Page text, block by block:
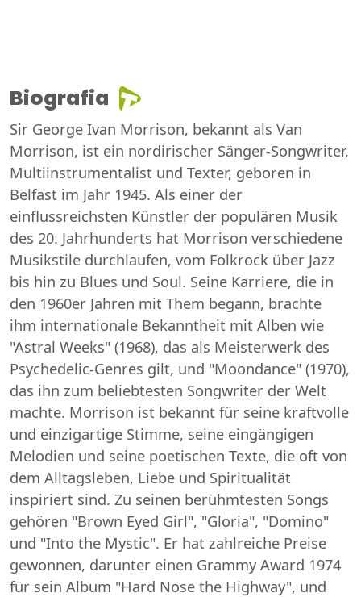
Biografia
Sir George Ivan Morrison, bekannt als Van
Morrison, ist ein nordirischer Sänger-Songwriter,
Multiinstrumentalist und Texter, geboren in
Belfast im Jahr 1945. Als einer der
einflussreichsten Künstler der populären Musik
des 20. Jahrhunderts hat Morrison verschiedene
Musikstile durchlaufen, vom Folkrock über Jazz
bis hin zu Blues und Soul. Seine Karriere, die in
den 1960er Jahren mit Them begann, brachte
ihm internationale Bekanntheit mit Alben wie
"Astral Weeks" (1968), das als Meisterwerk des
Psychedelic-Genres gilt, und "Moondance" (1970),
das ihn zum beliebtesten Songwriter der Welt
machte. Morrison ist bekannt für seine kraftvolle
und einzigartige Stimme, seine eingängigen
Melodien und seine poetischen Texte, die oft von
dem Alltagsleben, Liebe und Spiritualität
inspiriert sind. Zu seinen berühmtesten Songs
gehören "Brown Eyed Girl", "Gloria", "Domino"
und "Into the Mystic". Er hat zahlreiche Preise
gewonnen, darunter einen Grammy Award 1974
für sein Album "Hard Nose the Highway", und